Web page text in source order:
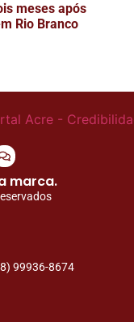
meses após
Rio Branco
marca.
99936-8674